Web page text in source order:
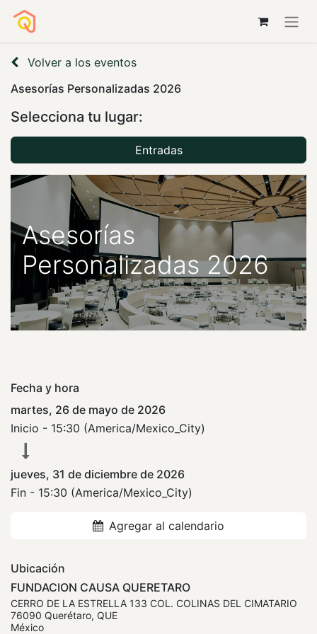
Volver a los eventos
Asesorías Personalizadas 2026
Selecciona tu lugar:
Entradas
Asesorías
Personalizadas 2026
Fecha y hora
martes, 26 de mayo de 2026
Inicio - 15:30 (America/Mexico_City)
jueves, 31 de diciembre de 2026
Fin - 15:30 (America/Mexico_City)
Agregar al calendario
Ubicación
FUNDACION CAUSA QUERETARO
CERRO DE LA ESTRELLA 133 COL. COLINAS DEL CIMATARIO
76090 Querétaro, QUE
México